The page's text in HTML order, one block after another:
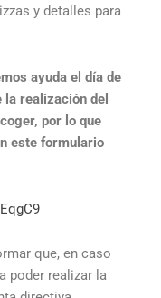
y detalles para
ayuda el día de
la realización del
por lo que
este formulario
que, en caso
poder realizar la